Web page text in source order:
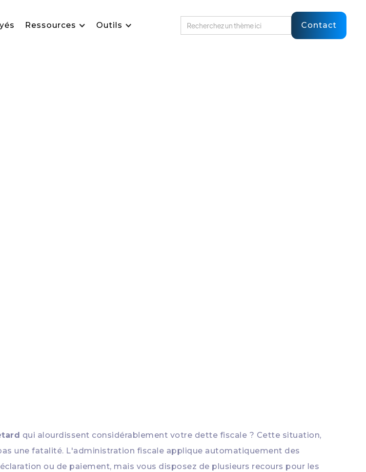
Ressources Outils Contact
qui alourdissent considérablement votre dette fiscale ? Cette situation,
une fatalité. L'administration fiscale applique automatiquement des
ou de paiement, mais vous disposez de plusieurs recours pour les